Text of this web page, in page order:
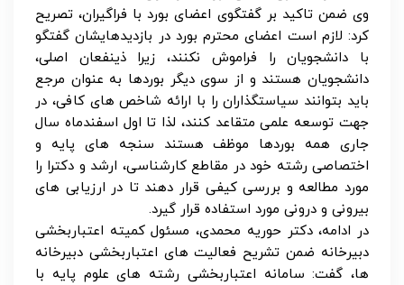
وی ضمن تاکید بر گفتگوی اعضای بورد با فراگیران، تصریح
کرد: لازم است اعضای محترم بورد در بازدیدهایشان گفتگو
با دانشجویان را فراموش نکنند، زیرا ذینفعان اصلی،
دانشجویان هستند و از سوی دیگر بوردها به عنوان مرجع
باید بتوانند سیاستگذاران را با ارائه شاخص‌ های کافی، در
جهت توسعه علمی متقاعد کنند، لذا تا اول اسفندماه سال
جاری همه بوردها موظف هستند سنجه های پایه و
اختصاصی رشته خود در مقاطع کارشناسی، ارشد و دکترا را
مورد مطالعه و بررسی کیفی قرار دهند تا در ارزیابی ‌های
بیرونی و درونی مورد استفاده قرار گیرد.
در ادامه، دکتر حوریه محمدی، مسئول کمیته اعتباربخشی
دبیرخانه ضمن تشریح فعالیت های اعتباربخشی دبیرخانه
ها، گفت: سامانه اعتباربخشی رشته های علوم پایه با